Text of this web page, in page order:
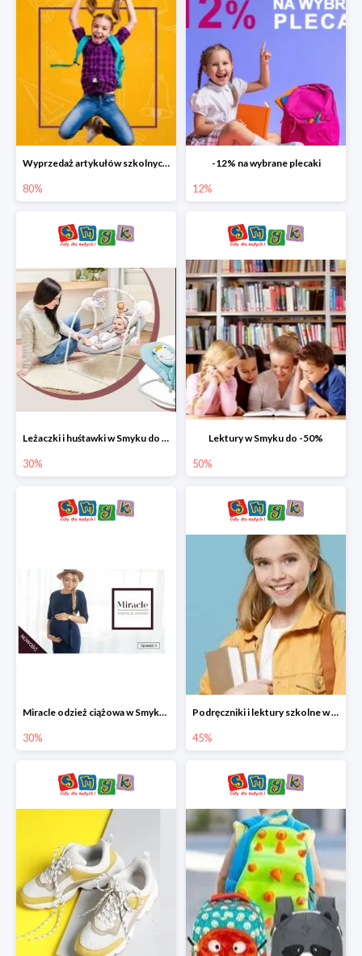
Wyprzedaż artykułów szkolnych w Smyku do -80%
80%
-12% na wybrane plecaki
12%
Leżaczki i huśtawki w Smyku do -30%
30%
Lektury w Smyku do -50%
50%
Miracle odzież ciążowa w Smyku co -30%
30%
Podręczniki i lektury szkolne w Smyku do -45%
45%